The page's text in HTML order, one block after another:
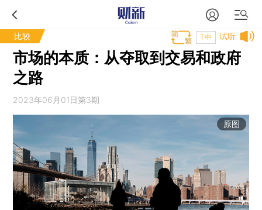
比较 试听
T中
市场的本质：从夺取到交易和政府
之路
2023年06月01日第3期
原图